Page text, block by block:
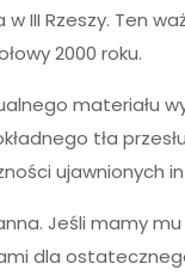
III Rzeszy. Ten
2000 roku.
materiału
tła
ujawnionych
Jeśli mamy
dla